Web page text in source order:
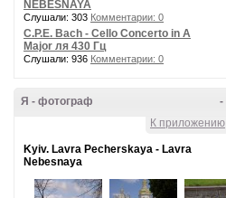
NEBESNAYA
Слушали: 303 Комментарии: 0
C.P.E. Bach - Cello Concerto in A
Major ля 430 Гц
Слушали: 936 Комментарии: 0
-
Я - фотограф
К приложению
Kyiv. Lavra Pecherskaya - Lavra
Nebesnaya